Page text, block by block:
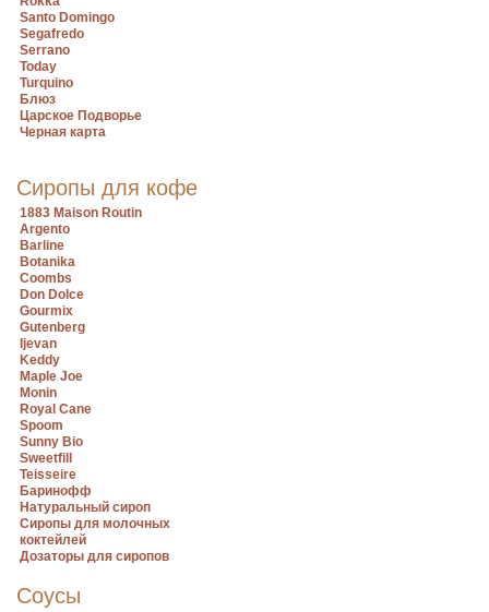
Santo Domingo
Segafredo
Serrano
Today
Turquino
Блюз
Царское Подворье
Черная карта
Сиропы для кофе
1883 Maison Routin
Argento
Barline
Botanika
Coombs
Don Dolce
Gourmix
Gutenberg
Ijevan
Keddy
Maple Joe
Monin
Royal Cane
Spoom
Sunny Bio
Sweetfill
Teisseire
Баринофф
Натуральный сироп
Сиропы для молочных
коктейлей
Дозаторы для сиропов
Соусы